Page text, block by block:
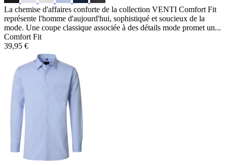
La chemise d'affaires conforte de la collection VENTI Comfort Fit
représente l'homme d'aujourd'hui, sophistiqué et soucieux de la
mode. Une coupe classique associée à des détails mode promet un...
Comfort Fit
39,95 €